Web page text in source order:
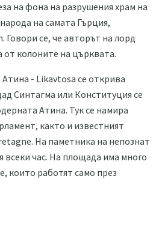
на фона на разрушения храм на
на самата Гърция,
Говори се, че авторът на лорд
от колоните на църквата.
- Likavtosa се открива
Синтагма или Конституция се
Атина. Тук се намира
както и известният
На паметника на непознат
всеки час. На площада има много
които работят само през